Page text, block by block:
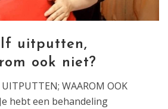
uitputten,
ook niet?
UITPUTTEN; WAAROM OOK
hebt een behandeling